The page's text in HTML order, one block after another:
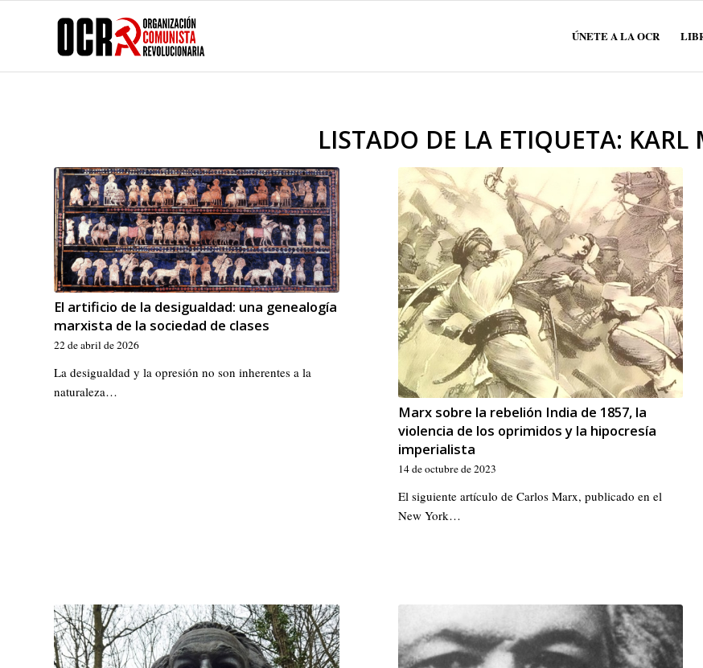
ÚNETE A LA OCR
LISTADO DE LA ETIQUETA: KARL
El artificio de la desigualdad: una genealogía
marxista de la sociedad de clases
22 de abril de 2026
La desigualdad y la opresión no son inherentes a la
naturaleza…
Marx sobre la rebelión India de 1857, la
violencia de los oprimidos y la hipocresía
imperialista
14 de octubre de 2023
El siguiente artículo de Carlos Marx, publicado en el
New York…